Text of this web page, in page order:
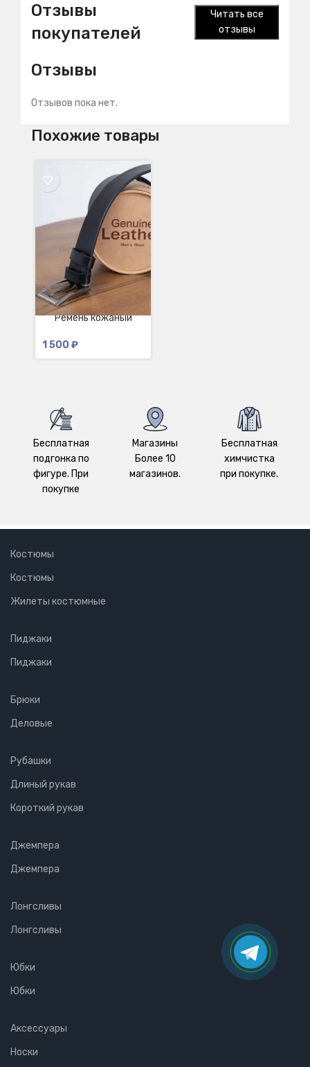
Отзывы
покупателей
Читать все
отзывы
Отзывы
Отзывов пока нет.
Похожие товары
Ремень кожаный
1 500 ₽
Бесплатная
подгонка по
фигуре. При
покупке
Магазины
Более 10
магазинов.
Бесплатная
химчистка
при покупке.
Костюмы
Костюмы
Жилеты костюмные
Пиджаки
Пиджаки
Брюки
Деловые
Рубашки
Длиный рукав
Короткий рукав
Джемпера
Джемпера
Лонгсливы
Лонгсливы
Юбки
Юбки
Аксессуары
Носки